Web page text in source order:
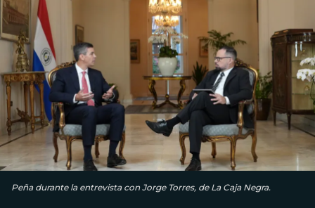
Peña durante la entrevista con Jorge Torres, de La Caja Negra.